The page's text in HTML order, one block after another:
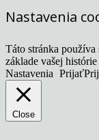
Nastavenia
Táto stránka
základe vašej
Nastavenia Prijať
Close